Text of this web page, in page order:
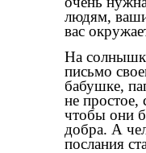
людям,
вас
На
письмо
бабушке,
не простое,
чтобы они
добра. А
послания